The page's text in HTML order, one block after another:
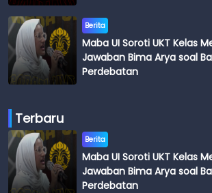
Berita
Maba UI Soroti UKT Kelas
Jawaban Bima Arya soal
Perdebatan
Terbaru
Berita
Maba UI Soroti UKT Kelas
Jawaban Bima Arya soal
Perdebatan